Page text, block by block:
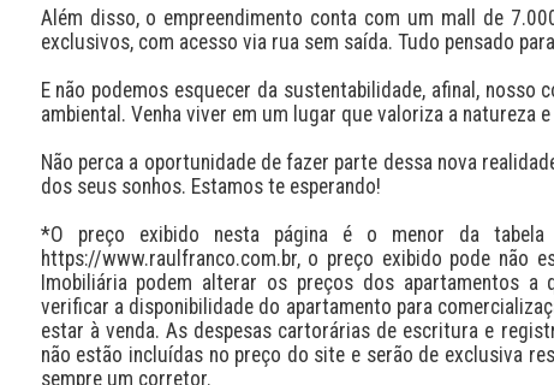
Além disso, o empreendimento conta com um mall de
exclusivos, com acesso via rua sem saída. Tudo pensado
E não podemos esquecer da sustentabilidade, afinal,
ambiental. Venha viver em um lugar que valoriza a natureza
Não perca a oportunidade de fazer parte dessa nova
dos seus sonhos. Estamos te esperando!
*O preço exibido nesta página é o menor da
https://www.raulfranco.com.br, o preço exibido pode não
Imobiliária podem alterar os preços dos apartamentos a
verificar a disponibilidade do apartamento para
estar à venda. As despesas cartorárias de escritura e
não estão incluídas no preço do site e serão de exclusiva
sempre um corretor.